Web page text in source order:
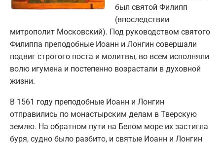
был святой Филипп
(впоследствии
митрополит Московский). Под руководством святого
Филиппа преподобные Иоанн и Лонгин совершали
подвиг строгого поста и молитвы, во всем исполняли
волю игумена и постепенно возрастали в духовной
жизни.
В 1561 году преподобные Иоанн и Лонгин
отправились по монастырским делам в Тверскую
землю. На обратном пути на Белом море их застигла
буря, судно было разбито, и святые Иоанн и Лонгин